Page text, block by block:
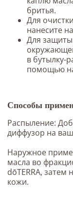
бритья.
Для
нанесите
Для защиты
в бутылку-
помощью
Способы
Распыление:
диффузор на
Наружное
масла во
dōTERRA,
кожи.